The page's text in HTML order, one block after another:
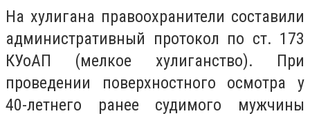
На хулигана правоохранители составили
административный протокол по ст. 173
КУоАП (мелкое хулиганство). При
проведении поверхностного осмотра у
40-летнего ранее судимого мужчины